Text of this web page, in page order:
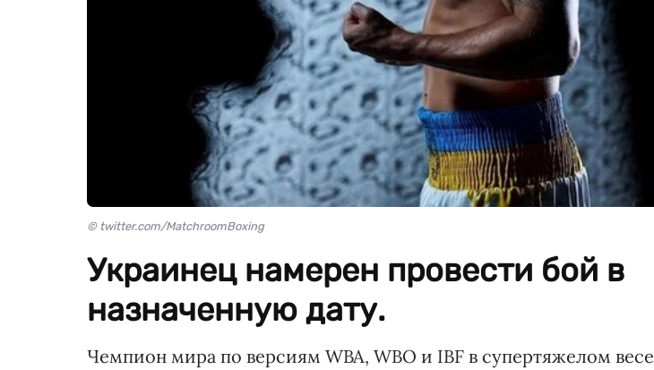
© twitter.com/MatchroomBoxing
Украинец намерен провести бой в
назначенную дату.
Чемпион мира по версиям WBA, WBO и IBF в супертяжелом весе